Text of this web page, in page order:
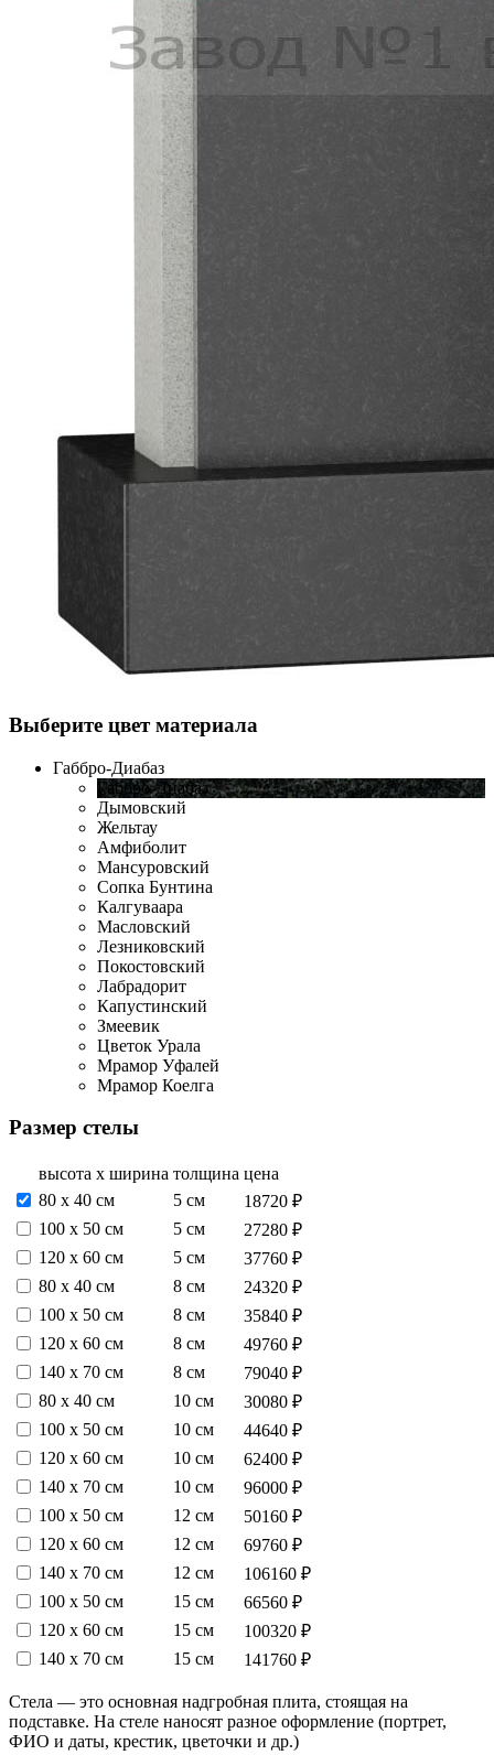
Выберите цвет материала
Габбро-Диабаз
Габбро-Диабаз
Дымовский
Жельтау
Амфиболит
Мансуровский
Сопка Бунтина
Калгуваара
Масловский
Лезниковский
Покостовский
Лабрадорит
Капустинский
Змеевик
Цветок Урала
Мрамор Уфалей
Мрамор Коелга
Размер стелы
высота х ширина толщина цена
80 х 40 см
5 см
18720 ₽
100 х 50 см
5 см
27280 ₽
120 х 60 см
5 см
37760 ₽
80 х 40 см
8 см
24320 ₽
100 х 50 см
8 см
35840 ₽
120 х 60 см
8 см
49760 ₽
140 х 70 см
8 см
79040 ₽
80 х 40 см
10 см
30080 ₽
100 х 50 см
10 см
44640 ₽
120 х 60 см
10 см
62400 ₽
140 х 70 см
10 см
96000 ₽
100 х 50 см
12 см
50160 ₽
120 х 60 см
12 см
69760 ₽
140 х 70 см
12 см
106160 ₽
100 х 50 см
15 см
66560 ₽
120 х 60 см
15 см
100320 ₽
140 х 70 см
15 см 141760 ₽
Стела — это основная надгробная плита, стоящая на
подставке. На стеле наносят разное оформление (портрет,
ФИО и даты, крестик, цветочки и др.)